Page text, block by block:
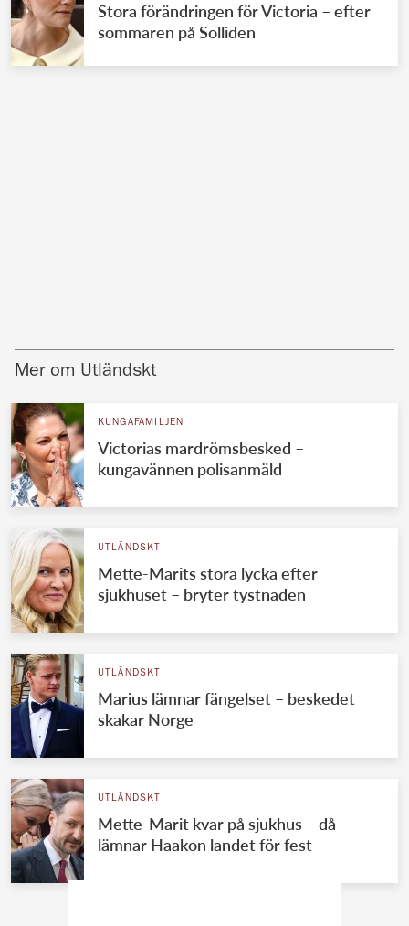
Stora förändringen för Victoria – efter
sommaren på Solliden
Mer om Utländskt
KUNGAFAMILJEN
Victorias mardrömsbesked –
kungavännen polisanmäld
UTLÄNDSKT
Mette-Marits stora lycka efter
sjukhuset – bryter tystnaden
UTLÄNDSKT
Marius lämnar fängelset – beskedet
skakar Norge
UTLÄNDSKT
Mette-Marit kvar på sjukhus – då
lämnar Haakon landet för fest